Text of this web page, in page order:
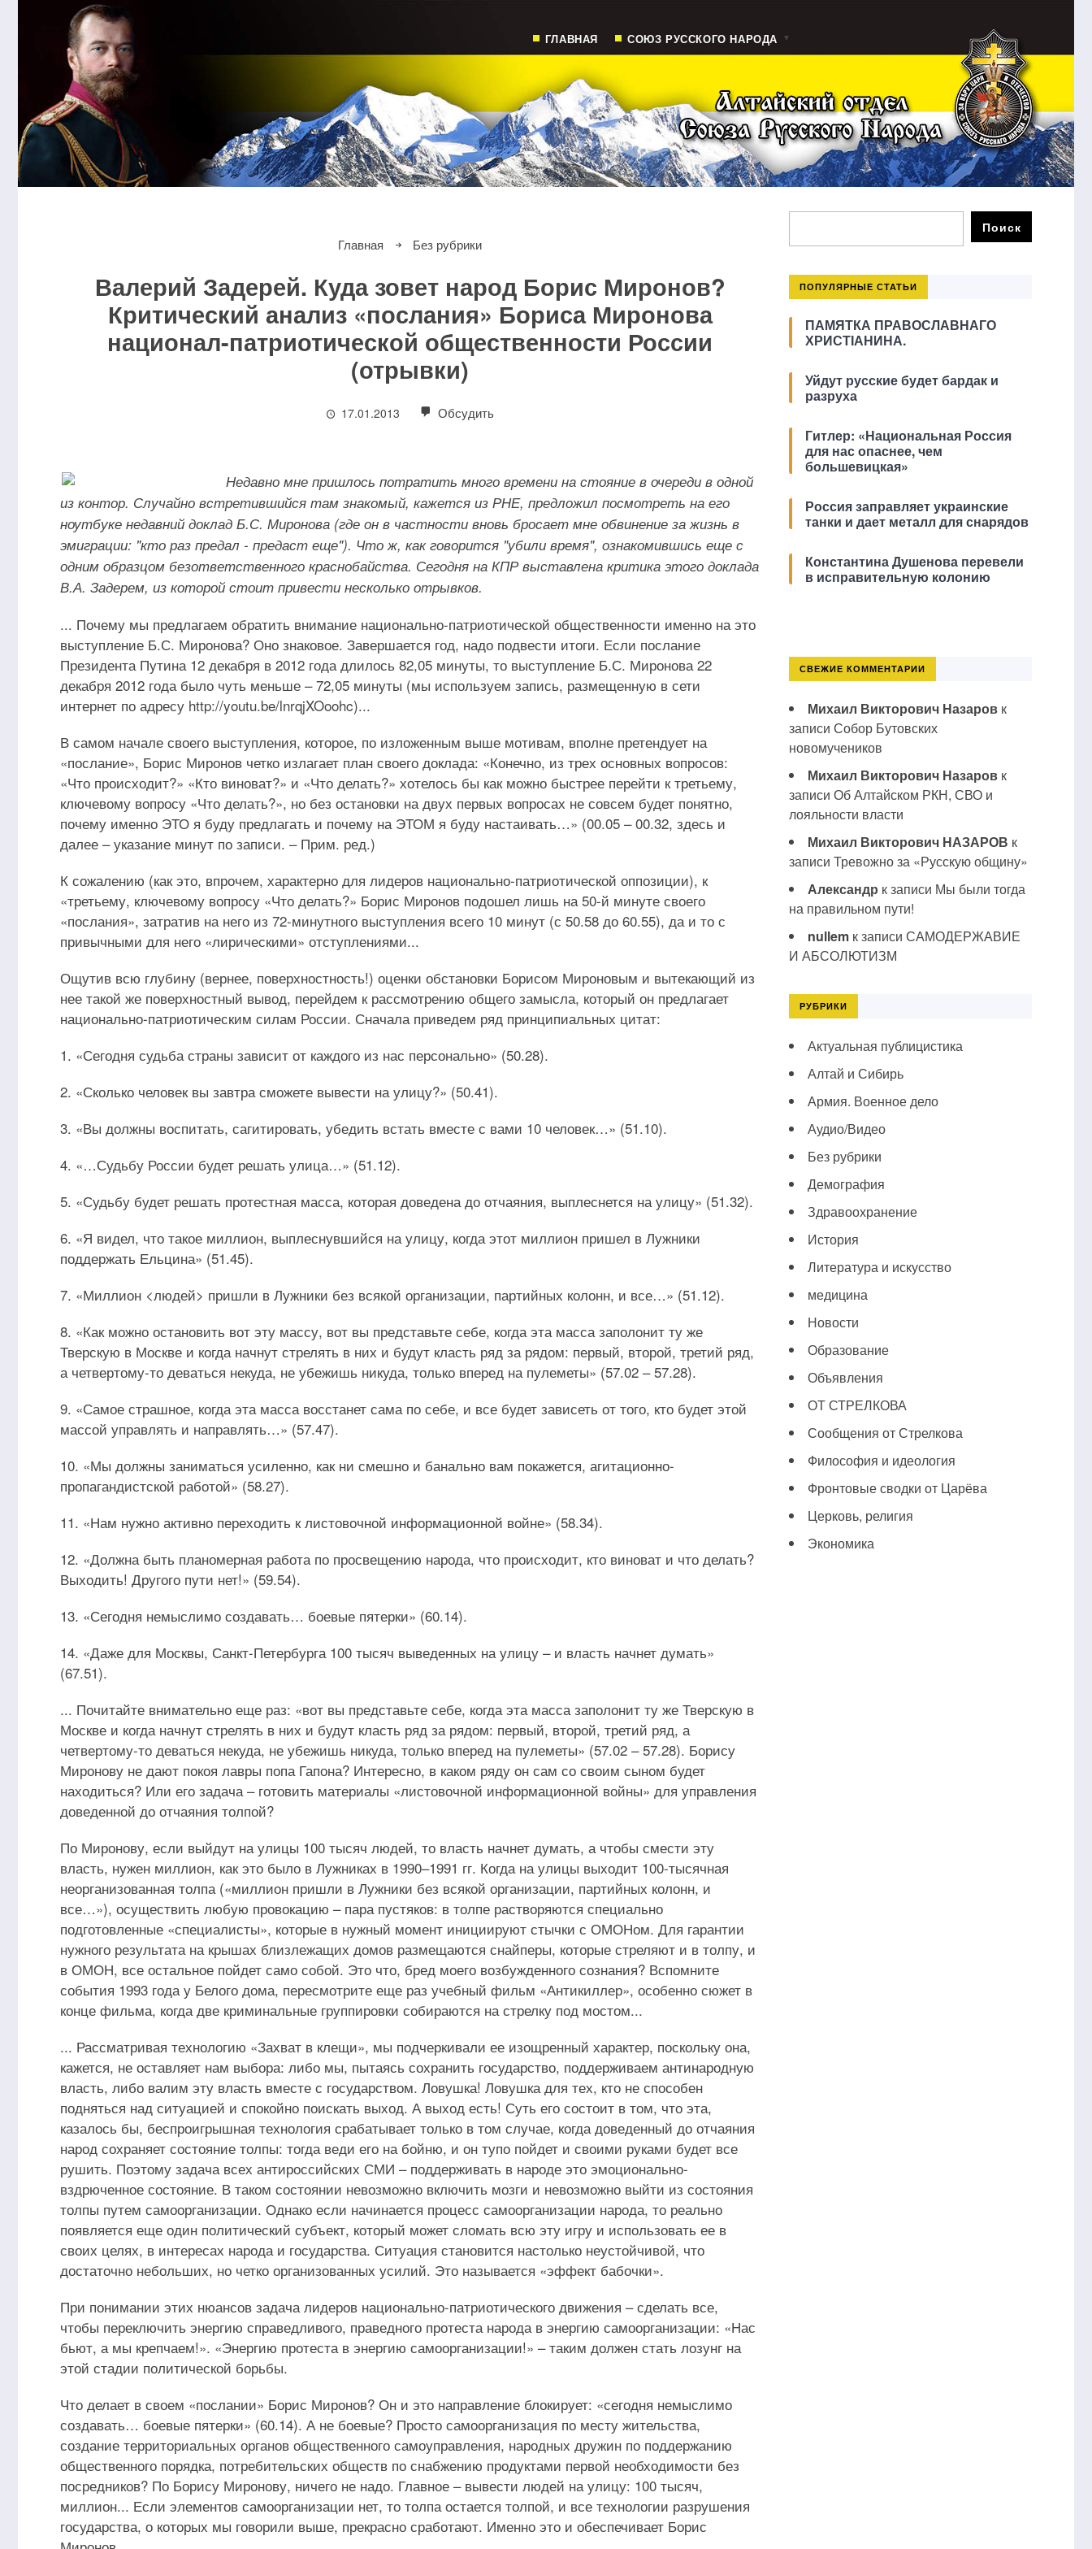
ГЛАВНАЯ СОЮЗ РУССКОГО НАРОДА
Главная Без рубрики
Валерий Задерей. Куда зовет народ Борис Миронов?
Критический анализ «послания» Бориса Миронова
национал-патриотической общественности России
(отрывки)
17.01.2013 Обсудить
Недавно мне пришлось потратить много времени на стояние в очереди в одной
из контор. Случайно встретившийся там знакомый, кажется из РНЕ, предложил посмотреть на его
ноутбуке недавний доклад Б.С. Миронова (где он в частности вновь бросает мне обвинение за жизнь в
эмиграции: "кто раз предал - предаст еще"). Что ж, как говорится "убили время", ознакомившись еще с
одним образцом безответственного краснобайства. Сегодня на КПР выставлена критика этого доклада
В.А. Задерем, из которой стоит привести несколько отрывков.
... Почему мы предлагаем обратить внимание национально-патриотической общественности именно на это
выступление Б.С. Миронова? Оно знаковое. Завершается год, надо подвести итоги. Если послание
Президента Путина 12 декабря в 2012 года длилось 82,05 минуты, то выступление Б.С. Миронова 22
декабря 2012 года было чуть меньше – 72,05 минуты (мы используем запись, размещенную в сети
интернет по адресу http://youtu.be/lnrqjXOoohc)...
В самом начале своего выступления, которое, по изложенным выше мотивам, вполне претендует на
«послание», Борис Миронов четко излагает план своего доклада: «Конечно, из трех основных вопросов:
«Что происходит?» «Кто виноват?» и «Что делать?» хотелось бы как можно быстрее перейти к третьему,
ключевому вопросу «Что делать?», но без остановки на двух первых вопросах не совсем будет понятно,
почему именно ЭТО я буду предлагать и почему на ЭТОМ я буду настаивать…» (00.05 – 00.32, здесь и
далее – указание минут по записи. – Прим. ред.)
К сожалению (как это, впрочем, характерно для лидеров национально-патриотической оппозиции), к
«третьему, ключевому вопросу «Что делать?» Борис Миронов подошел лишь на 50-й минуте своего
«послания», затратив на него из 72-минутного выступления всего 10 минут (с 50.58 до 60.55), да и то с
привычными для него «лирическими» отступлениями...
Ощутив всю глубину (вернее, поверхностность!) оценки обстановки Борисом Мироновым и вытекающий из
нее такой же поверхностный вывод, перейдем к рассмотрению общего замысла, который он предлагает
национально-патриотическим силам России. Сначала приведем ряд принципиальных цитат:
1. «Сегодня судьба страны зависит от каждого из нас персонально» (50.28).
2. «Сколько человек вы завтра сможете вывести на улицу?» (50.41).
3. «Вы должны воспитать, сагитировать, убедить встать вместе с вами 10 человек…» (51.10).
4. «…Судьбу России будет решать улица…» (51.12).
5. «Судьбу будет решать протестная масса, которая доведена до отчаяния, выплеснется на улицу» (51.32).
6. «Я видел, что такое миллион, выплеснувшийся на улицу, когда этот миллион пришел в Лужники
поддержать Ельцина» (51.45).
7. «Миллион <людей> пришли в Лужники без всякой организации, партийных колонн, и все…» (51.12).
8. «Как можно остановить вот эту массу, вот вы представьте себе, когда эта масса заполонит ту же
Тверскую в Москве и когда начнут стрелять в них и будут класть ряд за рядом: первый, второй, третий ряд,
а четвертому-то деваться некуда, не убежишь никуда, только вперед на пулеметы» (57.02 – 57.28).
9. «Самое страшное, когда эта масса восстанет сама по себе, и все будет зависеть от того, кто будет этой
массой управлять и направлять…» (57.47).
10. «Мы должны заниматься усиленно, как ни смешно и банально вам покажется, агитационно-
пропагандистской работой» (58.27).
11. «Нам нужно активно переходить к листовочной информационной войне» (58.34).
12. «Должна быть планомерная работа по просвещению народа, что происходит, кто виноват и что делать?
Выходить! Другого пути нет!» (59.54).
13. «Сегодня немыслимо создавать… боевые пятерки» (60.14).
14. «Даже для Москвы, Санкт-Петербурга 100 тысяч выведенных на улицу – и власть начнет думать»
(67.51).
... Почитайте внимательно еще раз: «вот вы представьте себе, когда эта масса заполонит ту же Тверскую в
Москве и когда начнут стрелять в них и будут класть ряд за рядом: первый, второй, третий ряд, а
четвертому-то деваться некуда, не убежишь никуда, только вперед на пулеметы» (57.02 – 57.28). Борису
Миронову не дают покоя лавры попа Гапона? Интересно, в каком ряду он сам со своим сыном будет
находиться? Или его задача – готовить материалы «листовочной информационной войны» для управления
доведенной до отчаяния толпой?
По Миронову, если выйдут на улицы 100 тысяч людей, то власть начнет думать, а чтобы смести эту
власть, нужен миллион, как это было в Лужниках в 1990–1991 гг. Когда на улицы выходит 100-тысячная
неорганизованная толпа («миллион пришли в Лужники без всякой организации, партийных колонн, и
все…»), осуществить любую провокацию – пара пустяков: в толпе растворяются специально
подготовленные «специалисты», которые в нужный момент инициируют стычки с ОМОНом. Для гарантии
нужного результата на крышах близлежащих домов размещаются снайперы, которые стреляют и в толпу, и
в ОМОН, все остальное пойдет само собой. Это что, бред моего возбужденного сознания? Вспомните
события 1993 года у Белого дома, пересмотрите еще раз учебный фильм «Антикиллер», особенно сюжет в
конце фильма, когда две криминальные группировки собираются на стрелку под мостом...
... Рассматривая технологию «Захват в клещи», мы подчеркивали ее изощренный характер, поскольку она,
кажется, не оставляет нам выбора: либо мы, пытаясь сохранить государство, поддерживаем антинародную
власть, либо валим эту власть вместе с государством. Ловушка! Ловушка для тех, кто не способен
подняться над ситуацией и спокойно поискать выход. А выход есть! Суть его состоит в том, что эта,
казалось бы, беспроигрышная технология срабатывает только в том случае, когда доведенный до отчаяния
народ сохраняет состояние толпы: тогда веди его на бойню, и он тупо пойдет и своими руками будет все
рушить. Поэтому задача всех антироссийских СМИ – поддерживать в народе это эмоционально-
вздрюченное состояние. В таком состоянии невозможно включить мозги и невозможно выйти из состояния
толпы путем самоорганизации. Однако если начинается процесс самоорганизации народа, то реально
появляется еще один политический субъект, который может сломать всю эту игру и использовать ее в
своих целях, в интересах народа и государства. Ситуация становится настолько неустойчивой, что
достаточно небольших, но четко организованных усилий. Это называется «эффект бабочки».
При понимании этих нюансов задача лидеров национально-патриотического движения – сделать все,
чтобы переключить энергию справедливого, праведного протеста народа в энергию самоорганизации: «Нас
бьют, а мы крепчаем!». «Энергию протеста в энергию самоорганизации!» – таким должен стать лозунг на
этой стадии политической борьбы.
Что делает в своем «послании» Борис Миронов? Он и это направление блокирует: «сегодня немыслимо
создавать… боевые пятерки» (60.14). А не боевые? Просто самоорганизация по месту жительства,
создание территориальных органов общественного самоуправления, народных дружин по поддержанию
общественного порядка, потребительских обществ по снабжению продуктами первой необходимости без
посредников? По Борису Миронову, ничего не надо. Главное – вывести людей на улицу: 100 тысяч,
миллион... Если элементов самоорганизации нет, то толпа остается толпой, и все технологии разрушения
государства, о которых мы говорили выше, прекрасно сработают. Именно это и обеспечивает Борис
ПОПУЛЯРНЫЕ СТАТЬИ
ПАМЯТКА ПРАВОСЛАВНАГО
ХРИСТІАНИНА.
Уйдут русские будет бардак и
разруха
Гитлер: «Национальная Россия
для нас опаснее, чем
большевицкая»
Россия заправляет украинские
танки и дает металл для снарядов
Константина Душенова перевели
в исправительную колонию
СВЕЖИЕ КОММЕНТАРИИ
Михаил Викторович Назаровк
записи Собор Бутовских
новомучеников
Михаил Викторович Назаровк
записи Об Алтайском РКН, СВО и
лояльности власти
Михаил Викторович НАЗАРОВ к
записи Тревожно за «Русскую общину»
Александр к записи Мы были тогда
на правильном пути!
nullemк записи САМОДЕРЖАВИЕ
И АБСОЛЮТИЗМ
РУБРИКИ
Актуальная публицистика
Алтай и Сибирь
Армия. Военное дело
Аудио/Видео
Без рубрики
Демография
Здравоохранение
История
Литература и искусство
медицина
Новости
Образование
Объявления
ОТ СТРЕЛКОВА
Сообщения от Стрелкова
Философия и идеология
Фронтовые сводки от Царёва
Церковь, религия
Экономика